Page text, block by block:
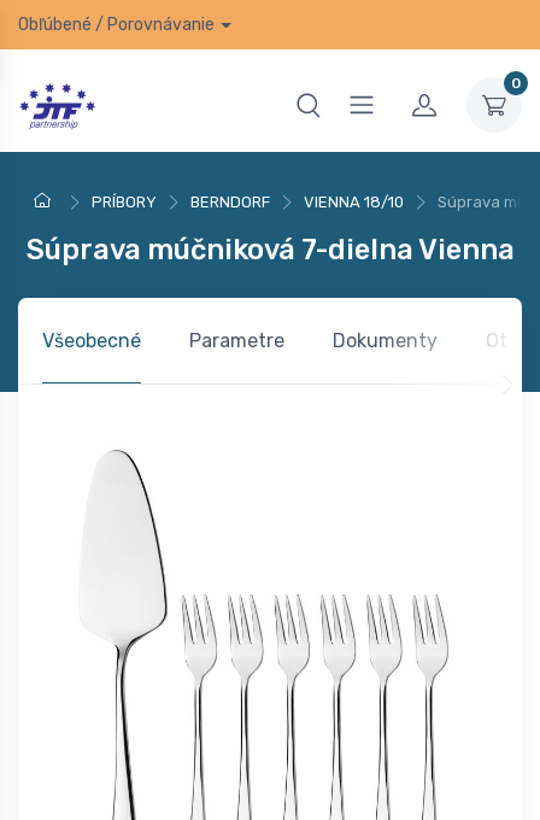
Obľúbené / Porovnávanie
0
PRÍBORY BERNDORF VIENNA 18/10 Súprava
Súprava múčniková 7-dielna Vienna
Všeobecné Parametre Dokumenty